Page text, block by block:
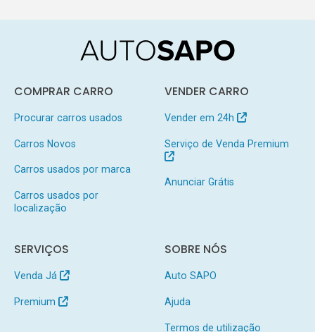
COMPRAR CARRO
Procurar carros usados
Carros Novos
Carros usados por marca
Carros usados por
localização
VENDER CARRO
Vender em 24h
Serviço de Venda Premium
Anunciar Grátis
SERVIÇOS
Venda Já
Premium
SOBRE NÓS
Auto SAPO
Ajuda
Termos de utilização